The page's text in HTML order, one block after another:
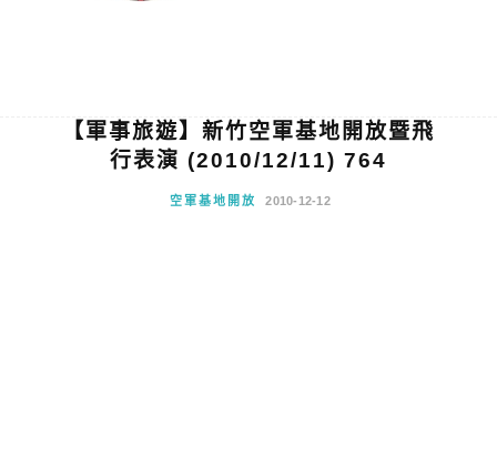
【軍事旅遊】新竹空軍基地開放暨飛
行表演 (2010/12/11) 764
空軍基地開放 2010-12-12